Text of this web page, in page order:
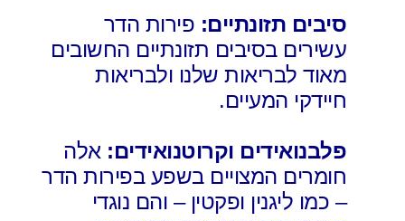
סיבים תזונתיים: פירות הדר
עשירים בסיבים תזונתיים החשובים
מאוד לבריאות שלנו ולבריאות
חיידקי המעיים.
פלבנואידים וקרוטנואידים: אלה
חומרים המצויים בשפע בפירות הדר
– כמו ליגנין ופקטין – והם נוגדי